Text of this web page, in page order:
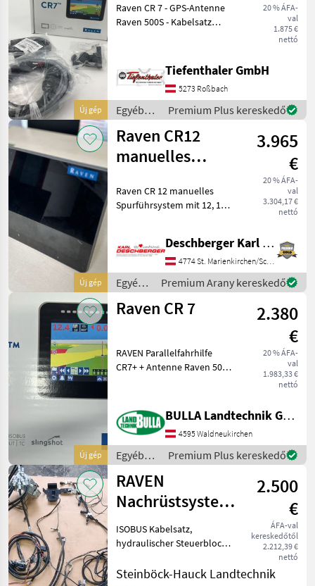
Új gép
20 % ÁFA-
val
1.875 €
nettó
Raven CR 7 - GPS-Antenne
Raven 500S - Kabelsatz
Antennenmontageplatte -
Kratzfestes Vollglasdisplay -
Verkabelung und
Tiefenthaler GmbH
5273 Roßbach
Egyéb
traktor
tartozékok
/ Raven
Premium Plus kereskedő
Új gép
Raven CR12
manuelles
3.965
€
20 % ÁFA-
val
3.304,17 €
nettó
Raven CR 12 manuelles
Spurführsystem mit 12, 1
für manuelle Lenkung mit
integriertem Lichtbalken -
OHNE MONTAGE
Deschberger Karl Landtechnik GesmbH & Co KG
4774 St. Marienkirchen/Schärding
Egyéb
traktor
tartozékok
Premium Arany kereskedő
Új gép
Raven CR 7
2.380
€
20 % ÁFA-
val
1.983,33 €
nettó
RAVEN Parallelfahrhilfe
CR7+ + Antenne Raven 500
UT aktiviert + Virtuelle
Teilbreitenschaltung +
Halterungen f
BULLA Landtechnik GmbH
4595 Waldneukirchen
Egyéb
traktor
tartozékok
/ Raven
Premium Plus kereskedő
RAVEN
Nachrüstsystem
hydraulisch
2.500
€
ÁFA-val
kereskedőtől
2.212,39 €
nettó
ISOBUS Kabelsatz,
hydraulischer Steuerblock (
Steyr Kompakt und New
Steinböck-Hauck Landtechnik